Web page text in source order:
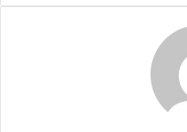
posta